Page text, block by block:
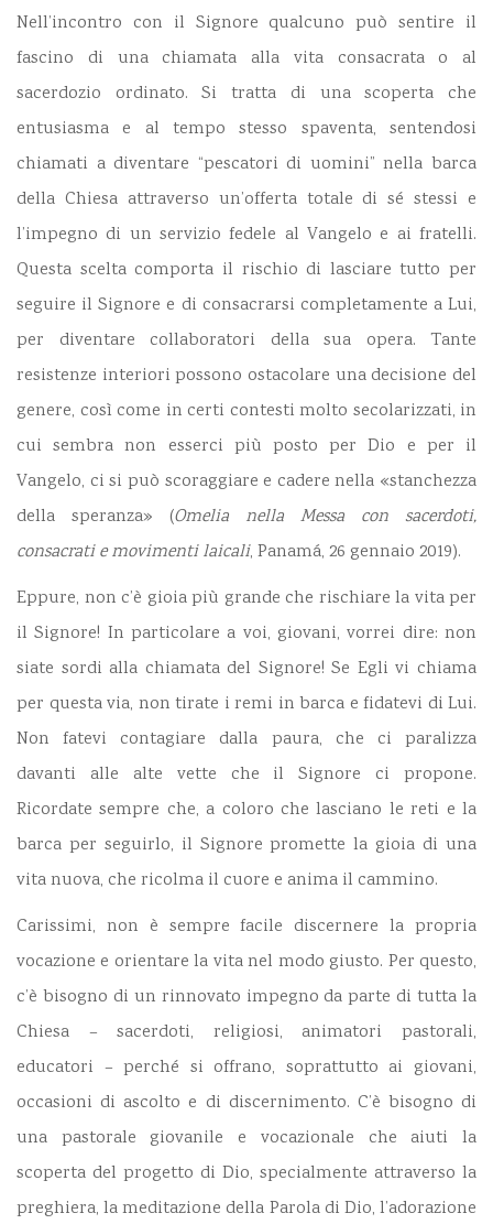
Nell’incontro con il Signore qualcuno può sentire il
fascino di una chiamata alla vita consacrata o al
sacerdozio ordinato. Si tratta di una scoperta che
entusiasma e al tempo stesso spaventa, sentendosi
chiamati a diventare “pescatori di uomini” nella barca
della Chiesa attraverso un’offerta totale di sé stessi e
l’impegno di un servizio fedele al Vangelo e ai fratelli.
Questa scelta comporta il rischio di lasciare tutto per
seguire il Signore e di consacrarsi completamente a Lui,
per diventare collaboratori della sua opera. Tante
resistenze interiori possono ostacolare una decisione del
genere, così come in certi contesti molto secolarizzati, in
cui sembra non esserci più posto per Dio e per il
Vangelo, ci si può scoraggiare e cadere nella «stanchezza
della speranza» (Omelia nella Messa con sacerdoti,
consacrati e movimenti laicali, Panamá, 26 gennaio 2019).
Eppure, non c’è gioia più grande che rischiare la vita per
il Signore! In particolare a voi, giovani, vorrei dire: non
siate sordi alla chiamata del Signore! Se Egli vi chiama
per questa via, non tirate i remi in barca e fidatevi di Lui.
Non fatevi contagiare dalla paura, che ci paralizza
davanti alle alte vette che il Signore ci propone.
Ricordate sempre che, a coloro che lasciano le reti e la
barca per seguirlo, il Signore promette la gioia di una
vita nuova, che ricolma il cuore e anima il cammino.
Carissimi, non è sempre facile discernere la propria
vocazione e orientare la vita nel modo giusto. Per questo,
c’è bisogno di un rinnovato impegno da parte di tutta la
Chiesa – sacerdoti, religiosi, animatori pastorali,
educatori – perché si offrano, soprattutto ai giovani,
occasioni di ascolto e di discernimento. C’è bisogno di
una pastorale giovanile e vocazionale che aiuti la
scoperta del progetto di Dio, specialmente attraverso la
preghiera, la meditazione della Parola di Dio, l’adorazione